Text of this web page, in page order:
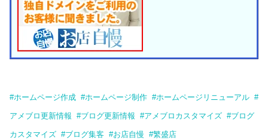
#ホームページ作成 #ホームページ制作 #ホームページリニューアル #
アメブロ更新情報 #ブログ更新情報 #アメブロカスタマイズ #ブログ
カスタマイズ #ブログ集客 #お店自慢 #繁盛店